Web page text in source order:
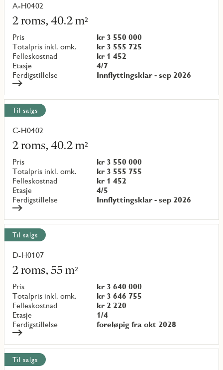
objekt
A-H0402
2 roms, 40.2 m²
Pris
kr 3 550 000
Totalpris inkl. omk.
kr 3 555 725
Felleskostnad
kr 1 452
Etasje
4/7
Ferdigstillelse
Innflyttingsklar - sep 2026
Les
mer
om
objekt
{objectNumber}
Til salgs
C-H0402
2 roms, 40.2 m²
Pris
kr 3 550 000
Totalpris inkl. omk.
kr 3 555 755
Felleskostnad
kr 1 452
Etasje
4/5
Ferdigstillelse
Innflyttingsklar - sep 2026
Les
mer
om
objekt
{objectNumber}
Til salgs
D-H0107
2 roms, 55 m²
Pris
kr 3 640 000
Totalpris inkl. omk.
kr 3 646 755
Felleskostnad
kr 2 220
Etasje
1/4
Ferdigstillelse
foreløpig fra okt 2028
Les
mer
om
objekt
{objectNumber}
Til salgs